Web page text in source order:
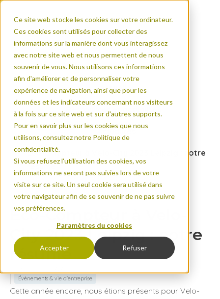
Ce site web stocke les cookies sur votre ordinateur.
Ces cookies sont utilisés pour collecter des
informations sur la manière dont vous interagissez
avec notre site web et nous permettent de nous
souvenir de vous. Nous utilisons ces informations
afin d'améliorer et de personnaliser votre
expérience de navigation, ainsi que pour les
données et les indicateurs concernant nos visiteurs
à la fois sur ce site web et sur d'autres supports.
Pour en savoir plus sur les cookies que nous
utilisons, consultez notre Politique de
confidentialité.
Si vous refusez l'utilisation des cookies, vos
informations ne seront pas suivies lors de votre
visite sur ce site. Un seul cookie sera utilisé dans
votre navigateur afin de se souvenir de ne pas suivre
vos préférences.
Paramètres du cookies
Accepter Refuser
Accueil
Ressources et actualités
Actualités
Eco-Compteur à Velo-City 2023 Leipzig : notre
résumé
Eco-Compteur à Velo-
City 2023 Leipzig : notre
résumé
Événements & vie d'entreprise
Cette année encore, nous étions présents pour Velo-